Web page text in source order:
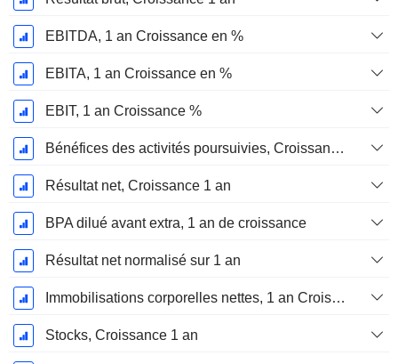
EBITDA, 1 an Croissance en %
EBITA, 1 an Croissance en %
EBIT, 1 an Croissance %
Bénéfices des activités poursuivies, Croissance 1 an
Résultat net, Croissance 1 an
BPA dilué avant extra, 1 an de croissance
Résultat net normalisé sur 1 an
Immobilisations corporelles nettes, 1 an Croissance
Stocks, Croissance 1 an